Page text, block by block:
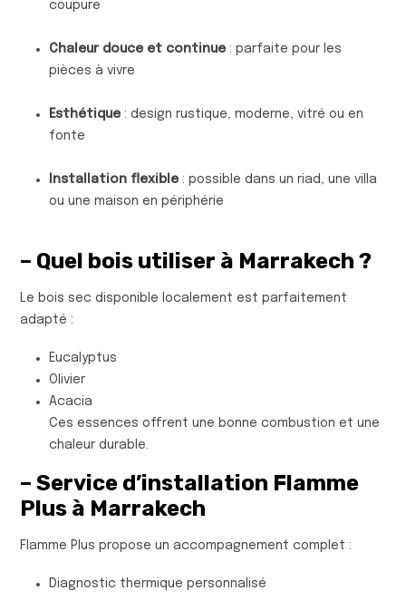
coupure
Chaleur douce et continue : parfaite pour les
pièces à vivre
Esthétique : design rustique, moderne, vitré ou en
fonte
Installation flexible : possible dans un riad, une villa
ou une maison en périphérie
– Quel bois utiliser à Marrakech ?
Le bois sec disponible localement est parfaitement
adapté :
Eucalyptus
Olivier
Acacia
Ces essences offrent une bonne combustion et une
chaleur durable.
– Service d’installation Flamme
Plus à Marrakech
Flamme Plus propose un accompagnement complet :
Diagnostic thermique personnalisé